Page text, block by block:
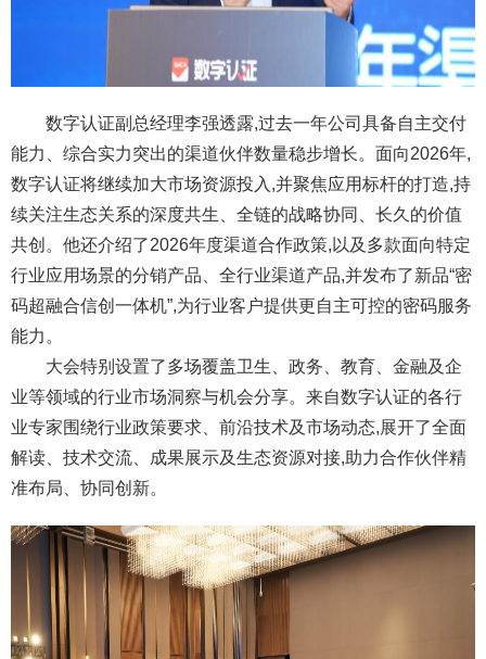
数字认证副总经理李强透露,过去一年公司具备自主交付
能力、综合实力突出的渠道伙伴数量稳步增长。面向2026年,
数字认证将继续加大市场资源投入,并聚焦应用标杆的打造,持
续关注生态关系的深度共生、全链的战略协同、长久的价值
共创。他还介绍了2026年度渠道合作政策,以及多款面向特定
行业应用场景的分销产品、全行业渠道产品,并发布了新品“密
码超融合信创一体机”,为行业客户提供更自主可控的密码服务
能力。
大会特别设置了多场覆盖卫生、政务、教育、金融及企
业等领域的行业市场洞察与机会分享。来自数字认证的各行
业专家围绕行业政策要求、前沿技术及市场动态,展开了全面
解读、技术交流、成果展示及生态资源对接,助力合作伙伴精
准布局、协同创新。